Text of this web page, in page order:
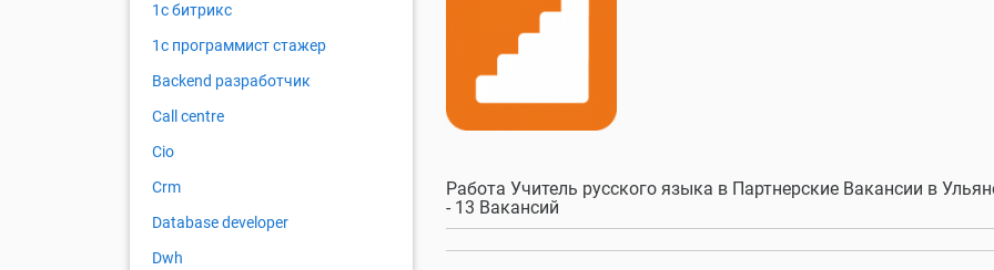
Работа Учитель русского языка в Партнерские Вакансии в
- 13 Вакансий
1с битрикс
1с программист стажер
Backend разработчик
Call centre
Cio
Crm
Database developer
Dwh